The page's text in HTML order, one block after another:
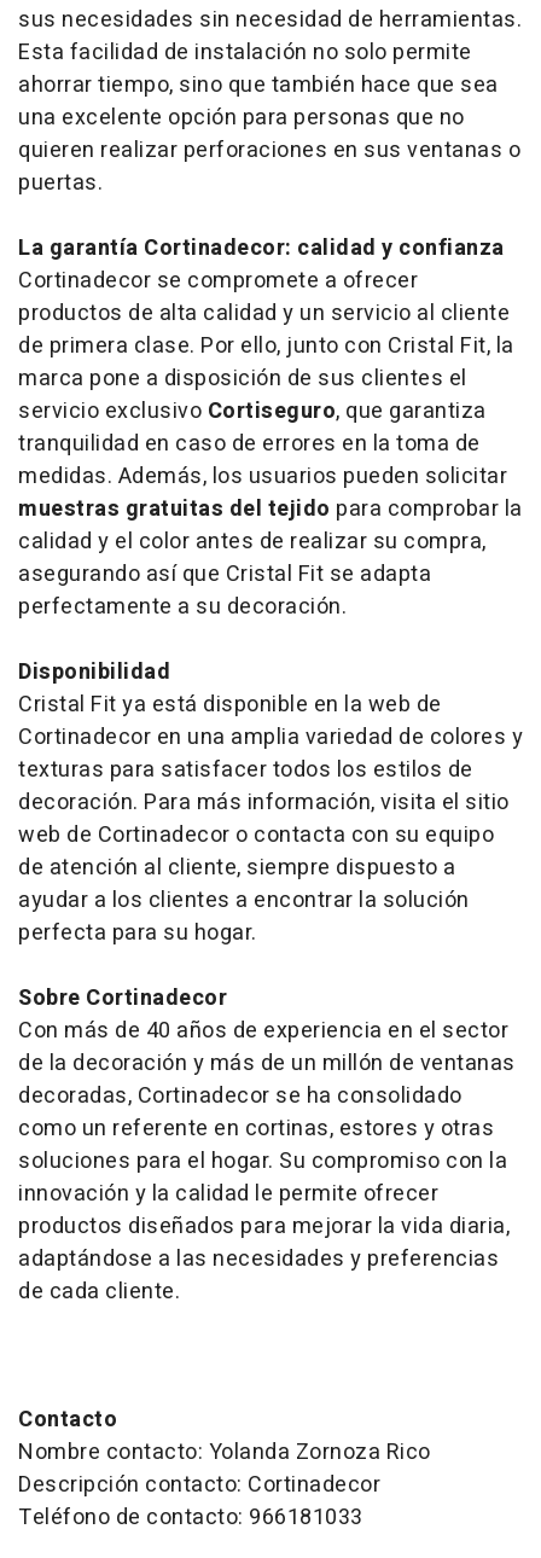
sus necesidades sin necesidad de herramientas.
Esta facilidad de instalación no solo permite
ahorrar tiempo, sino que también hace que sea
una excelente opción para personas que no
quieren realizar perforaciones en sus ventanas o
puertas.
La garantía Cortinadecor: calidad y confianza
Cortinadecor se compromete a ofrecer
productos de alta calidad y un servicio al cliente
de primera clase. Por ello, junto con Cristal Fit, la
marca pone a disposición de sus clientes el
servicio exclusivo Cortiseguro, que garantiza
tranquilidad en caso de errores en la toma de
medidas. Además, los usuarios pueden solicitar
muestras gratuitas del tejido para comprobar la
calidad y el color antes de realizar su compra,
asegurando así que Cristal Fit se adapta
perfectamente a su decoración.
Disponibilidad
Cristal Fit ya está disponible en la web de
Cortinadecor en una amplia variedad de colores y
texturas para satisfacer todos los estilos de
decoración. Para más información, visita el sitio
web de Cortinadecor o contacta con su equipo
de atención al cliente, siempre dispuesto a
ayudar a los clientes a encontrar la solución
perfecta para su hogar.
Sobre Cortinadecor
Con más de 40 años de experiencia en el sector
de la decoración y más de un millón de ventanas
decoradas, Cortinadecor se ha consolidado
como un referente en cortinas, estores y otras
soluciones para el hogar. Su compromiso con la
innovación y la calidad le permite ofrecer
productos diseñados para mejorar la vida diaria,
adaptándose a las necesidades y preferencias
de cada cliente.
Contacto
Nombre contacto: Yolanda Zornoza Rico
Descripción contacto: Cortinadecor
Teléfono de contacto: 966181033